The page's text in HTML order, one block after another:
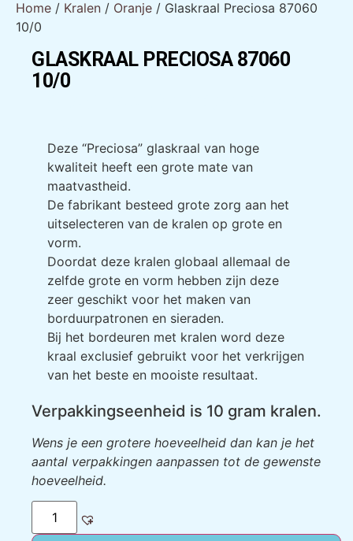
Home / Kralen / Oranje / Glaskraal Preciosa 87060
10/0
GLASKRAAL PRECIOSA 87060
10/0
Deze “Preciosa” glaskraal van hoge
kwaliteit heeft een grote mate van
maatvastheid.
De fabrikant besteed grote zorg aan het
uitselecteren van de kralen op grote en
vorm.
Doordat deze kralen globaal allemaal de
zelfde grote en vorm hebben zijn deze
zeer geschikt voor het maken van
borduurpatronen en sieraden.
Bij het bordeuren met kralen word deze
kraal exclusief gebruikt voor het verkrijgen
van het beste en mooiste resultaat.
Verpakkingseenheid is 10 gram kralen.
Wens je een grotere hoeveelheid dan kan je het
aantal verpakkingen aanpassen tot de gewenste
hoeveelheid.